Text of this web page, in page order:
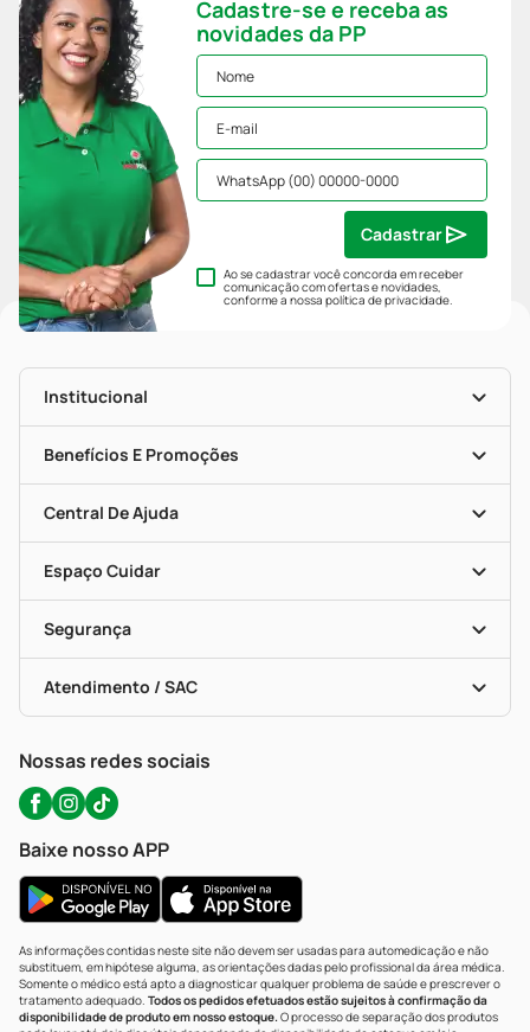
Cadastre-se e receba as
novidades da PP
Ao se cadastrar você concorda em receber
comunicação com ofertas e novidades,
conforme a nossapolítica de privacidade.
Cadastrar
Institucional
História
Nossas Lojas
Mapa De Categorias
Blog Da PP
Seja Uma Loja Parceira
Benefícios E Promoções
Clube PP
Convênios
Programa Popular Do Brasil
Encarte De Ofertas
Dermaclub
Descontos De Laboratório (PBM)
Cupons E Ofertas
Central De Ajuda
Entrega
Recompra Programada
Compras Com Receita
Alomed (tele-Entrega)
Formas De Pagamento
Troca E Devolução
Bulas De A A Z
Políticas De Marketplace
Espaço Cuidar
Vacinas
Serviços Farmacêuticos
Testes Rápidos
Autoteste Covid-19
Segurança
Certificado De Segurança
Portal Da Privacidade
Atendimento / SAC
WhatsApp (47) 9202-1687
Nossas redes sociais
Baixe nosso APP
As informações contidas neste site não devem ser usadas para automedicação e não
substituem, em hipótese alguma, as orientações dadas pelo profissional da área médica.
Somente o médico está apto a diagnosticar qualquer problema de saúde e prescrever o
tratamento adequado. Todos os pedidos efetuados estão sujeitos à confirmação da
disponibilidade de produto em nosso estoque.O processo de separação dos produtos